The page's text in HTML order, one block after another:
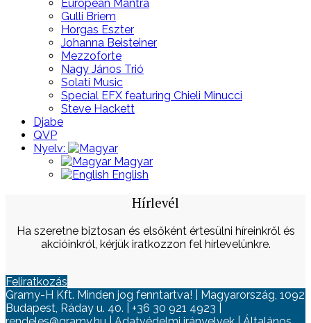
European Mantra
Gulli Briem
Horgas Eszter
Johanna Beisteiner
Mezzoforte
Nagy János Trió
Solati Music
Special EFX featuring Chieli Minucci
Steve Hackett
Djabe
QVP
Nyelv:
Magyar
English
Hírlevél
Ha szeretne biztosan és elsőként értesülni híreinkről és
akcióinkról, kérjük iratkozzon fel hírlevelünkre.
Feliratkozás
Gramy-H Kft. Minden jog fenntartva! | Magyarország, 1092
Budapest, Ráday u. 40. | +36 30 921 4923 |